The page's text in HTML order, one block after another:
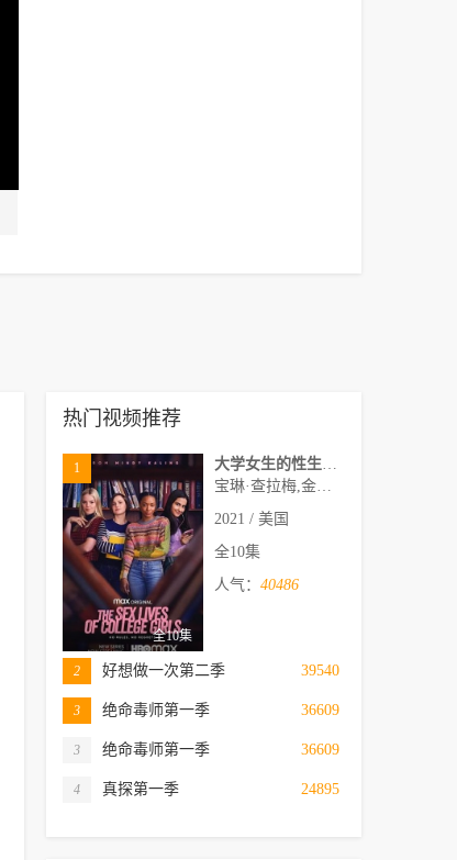
热门视频推荐
全10集
1
2021 / 美国
全10集
人气：40486
2 好想做一次第二季 39540
3 绝命毒师第一季 36609
3 绝命毒师第一季 36609
4 真探第一季 24895